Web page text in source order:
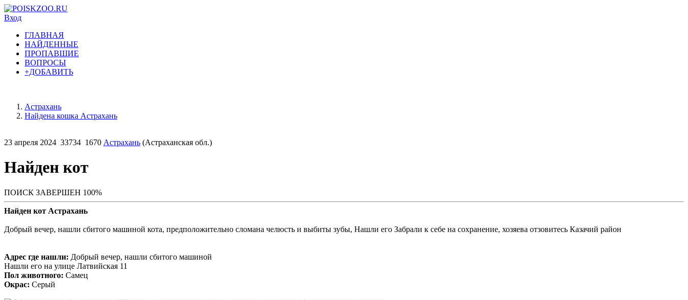
Вход
ГЛАВНАЯ
НАЙДЕННЫЕ
ПРОПАВШИЕ
ВОПРОСЫ
+ДОБАВИТЬ
Астрахань
Найдена кошка Астрахань
23 апреля 2024 33734 1670 Астрахань (Астраханская обл.)
Найден кот
ПОИСК ЗАВЕРШЕН 100%
Найден кот Астрахань
Добрый вечер, нашли сбитого машиной кота, предположительно сломана челюсть и выбиты зубы, Нашли его Забрали к себе на сохранение, хозяева отзовитесь Казачий район
Адрес где нашли: Добрый вечер, нашли сбитого машиной
Нашли его на улице Латвийская 11
Пол животного: Самец
Окрас: Серый